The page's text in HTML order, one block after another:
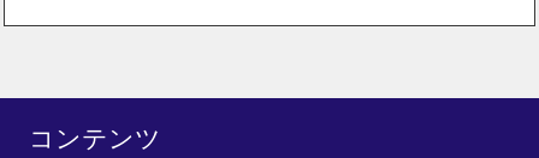
コンテンツ